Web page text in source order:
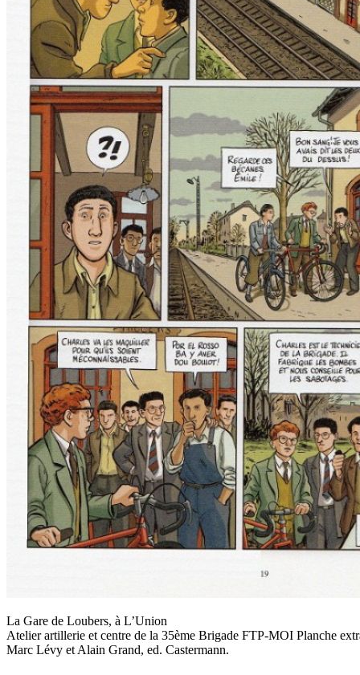
La Gare de Loubers, à L’Union
Atelier artillerie et centre de la 35ème Brigade FTP-MOI Planche
Marc Lévy et Alain Grand, ed. Castermann.